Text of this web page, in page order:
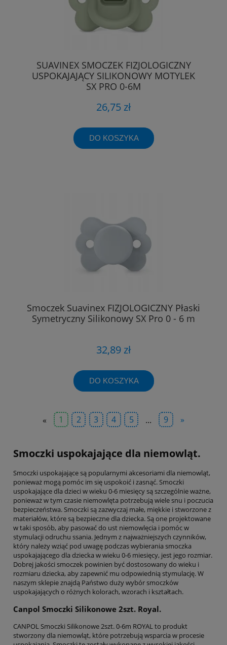
SUAVINEX SMOCZEK FIZJOLOGICZNY
USPOKAJAJĄCY SILIKONOWY MOTYLEK
SX PRO 0-6M
26,75 zł
DO KOSZYKA
Smoczek Suavinex FIZJOLOGICZNY Płaski
Symetryczny Silikonowy SX Pro 0 - 6 m
32,89 zł
DO KOSZYKA
« 1 2 3 4 5 ... 9 »
Smoczki uspokajające dla niemowląt.
Smoczki uspokajające są popularnymi akcesoriami dla niemowląt,
ponieważ mogą pomóc im się uspokoić i zasnąć. Smoczki
uspokajające dla dzieci w wieku 0-6 miesięcy są szczególnie ważne,
ponieważ w tym czasie niemowlęta potrzebują wiele snu i poczucia
bezpieczeństwa. Smoczki są zazwyczaj małe, miękkie i stworzone z
materiałów, które są bezpieczne dla dziecka. Są one projektowane
w taki sposób, aby pasować do ust niemowlęcia i pomóc w
stymulacji odruchu ssania. Jednym z najważniejszych czynników,
który należy wziąć pod uwagę podczas wybierania smoczka
uspokajającego dla dziecka w wieku 0-6 miesięcy, jest jego rozmiar.
Dobrej jakości smoczek powinien być dostosowany do wieku i
rozmiaru dziecka, aby zapewnić mu odpowiednią stymulację. W
naszym sklepie znajdą Państwo duży wybór smoczków
uspokajających o różnych kolorach, wzorach i kształtach.
Canpol Smoczki Silikonowe 2szt. Royal.
CANPOL Smoczki Silikonowe 2szt. 0-6m ROYAL to produkt
stworzony dla niemowląt, które potrzebują wsparcia w procesie